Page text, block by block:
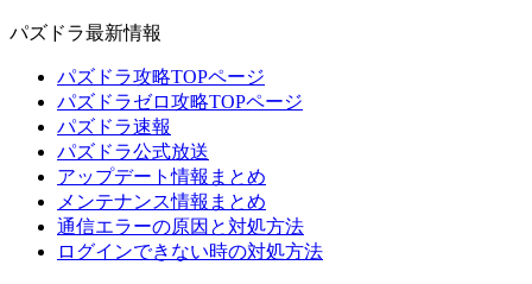
パズドラ最新情報
パズドラ攻略TOPページ
パズドラゼロ攻略TOPページ
パズドラ速報
パズドラ公式放送
アップデート情報まとめ
メンテナンス情報まとめ
通信エラーの原因と対処方法
ログインできない時の対処方法